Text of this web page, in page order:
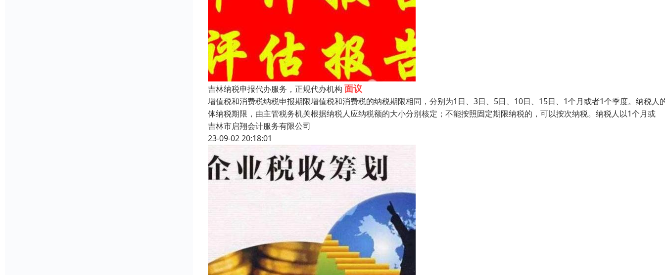
吉林纳税申报代办服务，正规代办机构 面议
增值税和消费税纳税申报期限增值税和消费税的纳税期限相同，分别为1日、3日、5日、10日、15日、1个月或者1个季度。纳税人
体纳税期限，由主管税务机关根据纳税人应纳税额的大小分别核定；不能按照固定期限纳税的，可以按次纳税。纳税人以1个月或
吉林市启翔会计服务有限公司
23-09-02 20:18:01